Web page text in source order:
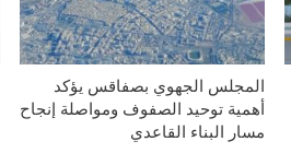
المجلس الجهوي بصفاقس يؤكد
أهمية توحيد الصفوف ومواصلة إنجاح
مسار البناء القاعدي